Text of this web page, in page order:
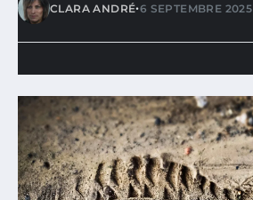
CLARA ANDRÉ•6 SEPTEMBRE 2025